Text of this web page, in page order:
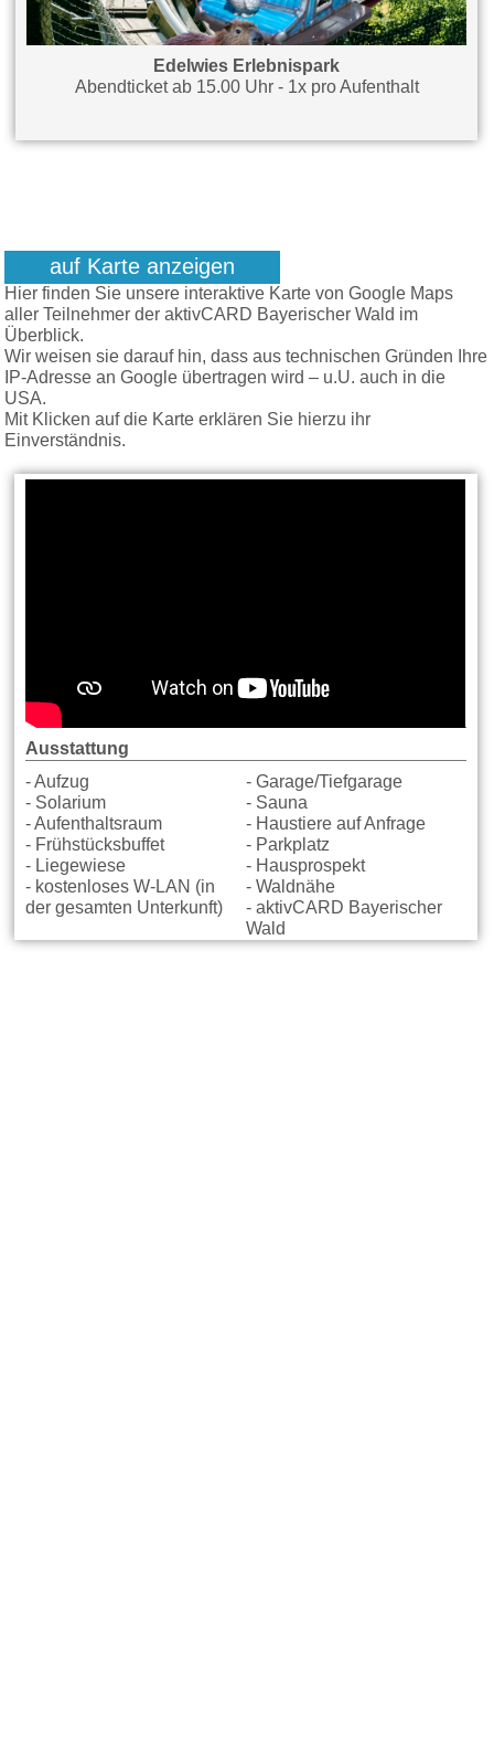
Edelwies Erlebnispark
Abendticket ab 15.00 Uhr - 1x pro Aufenthalt
auf Karte anzeigen
Hier finden Sie unsere interaktive Karte von Google Maps
aller Teilnehmer der aktivCARD Bayerischer Wald im
Überblick.
Wir weisen sie darauf hin, dass aus technischen Gründen Ihre
IP-Adresse an Google übertragen wird – u.U. auch in die
USA.
Mit Klicken auf die Karte erklären Sie hierzu ihr
Einverständnis.
Ausstattung
- Aufzug
- Garage/Tiefgarage
- Solarium
- Sauna
- Aufenthaltsraum
- Haustiere auf Anfrage
- Frühstücksbuffet
- Parkplatz
- Liegewiese
- Hausprospekt
- kostenloses W-LAN (in
der gesamten Unterkunft)
- Waldnähe
- aktivCARD Bayerischer
Wald